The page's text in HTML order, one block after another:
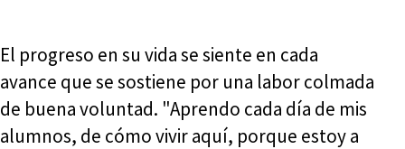
El progreso en su vida se siente en cada
avance que se sostiene por una labor colmada
de buena voluntad. "Aprendo cada día de mis
alumnos, de cómo vivir aquí, porque estoy a